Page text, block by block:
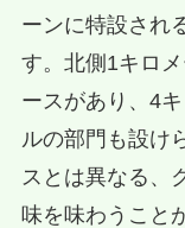
ーンに特設され
す。北側1キロ
ースがあり、4
ルの部門も設け
スとは異なる、
味を味わうこと